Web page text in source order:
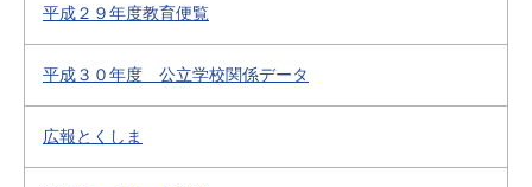
平成２９年度教育便覧
平成３０年度 公立学校関係データ
広報とくしま